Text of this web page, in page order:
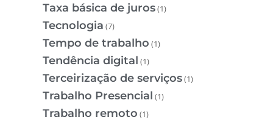
Taxa básica de juros(1)
Tecnologia (7)
Tempo de trabalho (1)
Tendência digital (1)
Terceirização de serviços(1)
Trabalho Presencial (1)
Trabalho remoto (1)